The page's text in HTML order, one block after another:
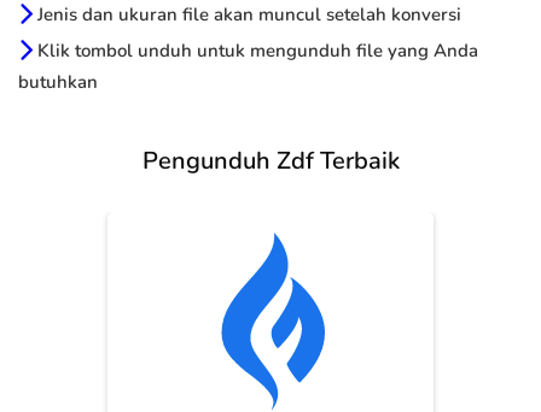
Jenis dan ukuran file akan muncul setelah konversi
Klik tombol unduh untuk mengunduh file yang Anda
butuhkan
Pengunduh Zdf Terbaik